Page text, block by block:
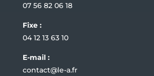
07 56 82 06 18
Fixe :
04 12 13 63 10
E-mail :
contact@le-a.fr